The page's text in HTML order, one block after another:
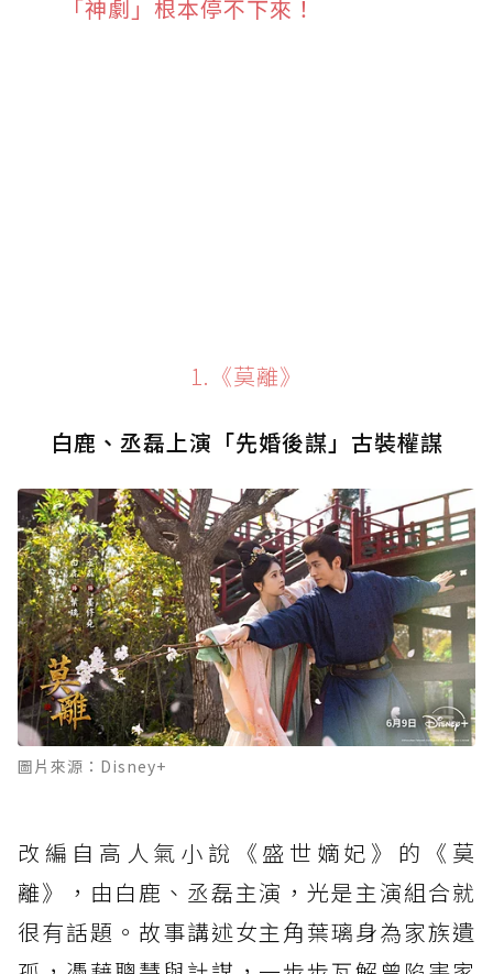
「神劇」根本停不下來！
1.《莫離》
白鹿、丞磊上演「先婚後謀」古裝權謀
圖片來源：Disney+
改編自高人氣小說《盛世嫡妃》的《莫
離》，由白鹿、丞磊主演，光是主演組合就
很有話題。故事講述女主角葉璃身為家族遺